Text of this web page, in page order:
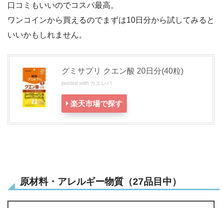
口コミもいいのでコスパ最高。
ワンコインから買えるのでまずは10日分から試してみると
いいかもしれません。
グミサプリ クエン酸 20日分(40粒)
posted with カエレバ
楽天市場で探す
原材料・アレルギー物質（27品目中）